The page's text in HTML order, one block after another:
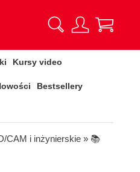
Kursy video
Bestsellery
CAM i inżynierskie » 📚